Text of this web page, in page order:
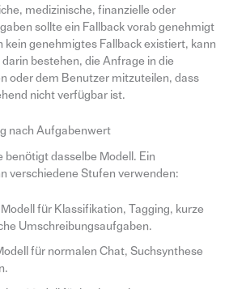
medizinische, finanzielle oder
sollte ein Fallback vorab genehmigt
kein genehmigtes Fallback existiert, kann
bestehen, die Anfrage in die
oder dem Benutzer mitzuteilen, dass
nicht verfügbar ist.
nach Aufgabenwert
dasselbe Modell. Ein
verschiedene Stufen verwenden:
für Klassifikation, Tagging, kurze
Umschreibungsaufgaben.
für normalen Chat, Suchsynthese